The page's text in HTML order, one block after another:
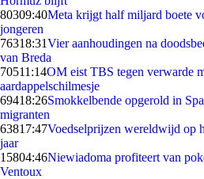
80309:40Meta krijgt half miljard boete
jongeren
76318:31Vier aanhoudingen na
van Breda
70511:14OM eist TBS tegen verwarde
aardappelschilmesje
69418:26Smokkelbende opgerold in
migranten
63817:47Voedselprijzen wereldwijd op
jaar
15804:46Niewiadoma profiteert van
Ventoux